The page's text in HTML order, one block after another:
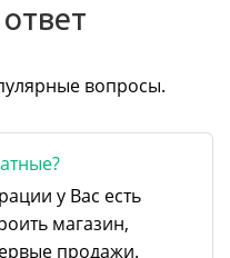
вопросы.
у Вас есть
магазин,
продажи.